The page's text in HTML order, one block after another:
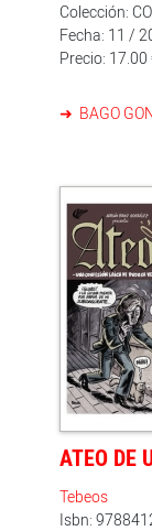
Colección:
Fecha: 11 /
Precio: 17.00
BAGO
ATEO DE
Tebeos
Isbn: